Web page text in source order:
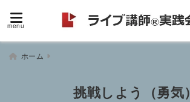
menu
ホーム
挑戦しよう（勇気）